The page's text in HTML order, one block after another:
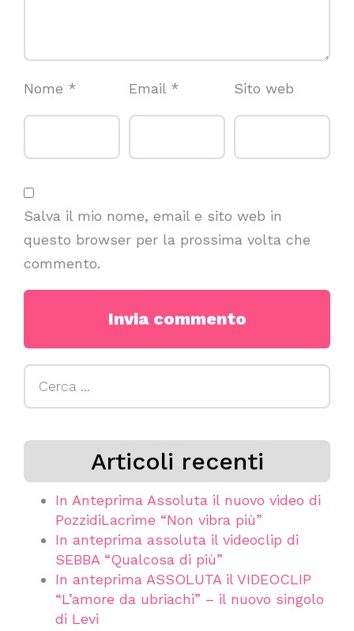
Nome * Email * Sito web
Salva il mio nome, email e sito web in
questo browser per la prossima volta che
commento.
Articoli recenti
In Anteprima Assoluta il nuovo video di
PozzidiLacrime “Non vibra più”
In anteprima assoluta il videoclip di
SEBBA “Qualcosa di più”
In anteprima ASSOLUTA il VIDEOCLIP
“L’amore da ubriachi” – il nuovo singolo
di Levi